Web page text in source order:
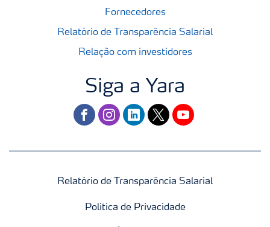
Fornecedores
Relatório de Transparência Salarial
Relação com investidores
Siga a Yara
facebookinstagram
linkedintwitteryoutube
Relatório de Transparência Salarial
Politica de Privacidade